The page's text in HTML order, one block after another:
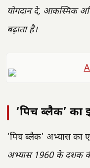
योगदान दे, आकस्मिक
बढ़ाता है।
‘पिच ब्लैक’ का
‘पिच ब्लैक’ अभ्यास का
अभ्यास 1960 के दशक